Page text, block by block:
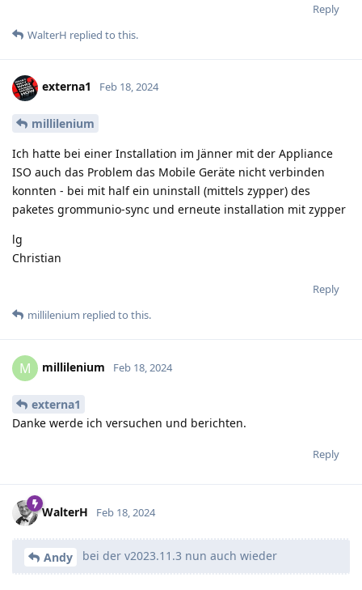
Reply
WalterH replied to this.
externa1 Feb 18, 2024
millilenium
Ich hatte bei einer Installation im Jänner mit der Appliance
ISO auch das Problem das Mobile Geräte nicht verbinden
konnten - bei mit half ein uninstall (mittels zypper) des
paketes grommunio-sync und erneute installation mit zypper
lg
Christian
Reply
millilenium replied to this.
M millilenium Feb 18, 2024
externa1
Danke werde ich versuchen und berichten.
Reply
WalterH Feb 18, 2024
Andy bei der v2023.11.3 nun auch wieder